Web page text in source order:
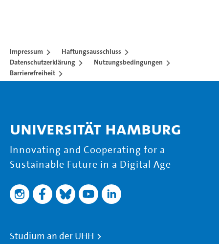
Impressum
Haftungsausschluss
Datenschutzerklärung
Nutzungsbedingungen
Barrierefreiheit
Universität Hamburg
Innovating and Cooperating for a
Sustainable Future in a Digital Age
Studium an der UHH